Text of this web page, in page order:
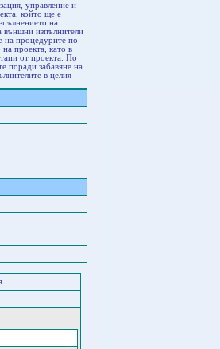
управление и
който ще е
на
външни изпълнители
на процедурите по
проекта, като в
от проекта. По
поради забавяне на
в целия